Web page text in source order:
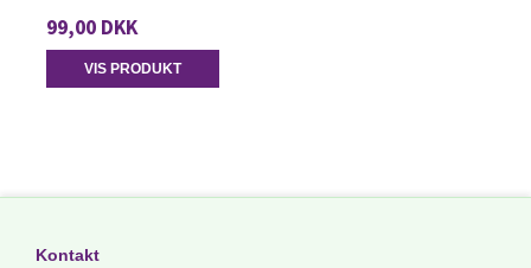
99,00 DKK
VIS PRODUKT
Kontakt